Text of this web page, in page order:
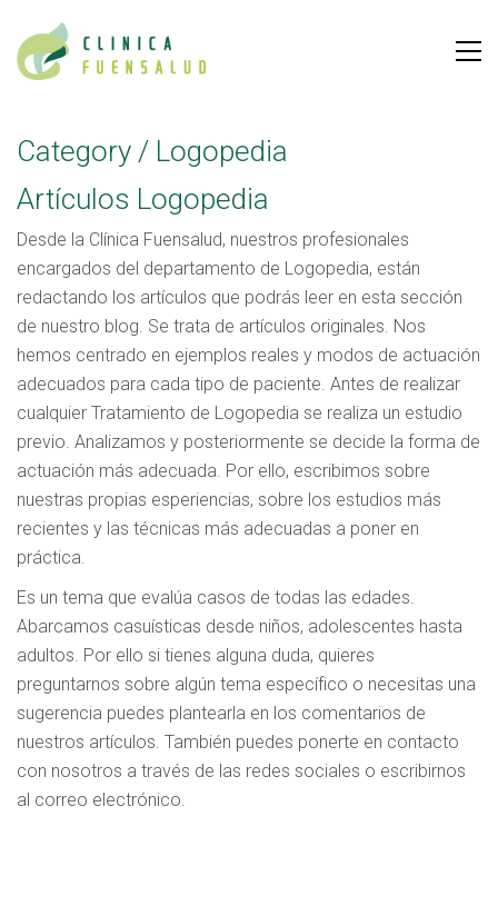
Category / Logopedia
Artículos Logopedia
Desde la Clínica Fuensalud, nuestros profesionales
encargados del departamento de Logopedia, están
redactando los artículos que podrás leer en esta sección
de nuestro blog. Se trata de artículos originales. Nos
hemos centrado en ejemplos reales y modos de actuación
adecuados para cada tipo de paciente. Antes de realizar
cualquier Tratamiento de Logopedia se realiza un estudio
previo. Analizamos y posteriormente se decide la forma de
actuación más adecuada. Por ello, escribimos sobre
nuestras propias esperiencias, sobre los estudios más
recientes y las técnicas más adecuadas a poner en
práctica.
Es un tema que evalúa casos de todas las edades.
Abarcamos casuísticas desde niños, adolescentes hasta
adultos. Por ello si tienes alguna duda, quieres
preguntarnos sobre algún tema específico o necesitas una
sugerencia puedes plantearla en los comentarios de
nuestros artículos. También puedes ponerte en contacto
con nosotros a través de las redes sociales o escribirnos
al correo electrónico.